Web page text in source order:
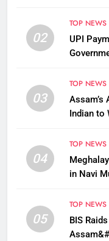
02
TOP NEWS
UPI
03
TOP NEWS
Assam’s
Indian to
04
TOP NEWS
in Navi
05
TOP NEWS
BIS